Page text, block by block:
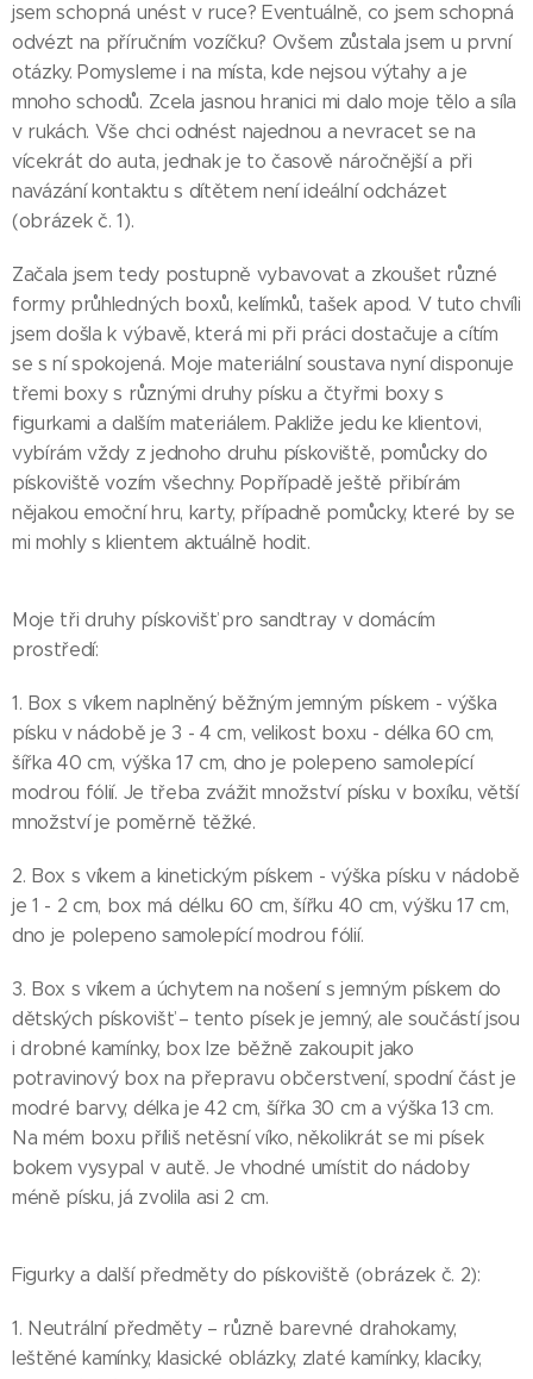
jsem schopná unést v ruce? Eventuálně, co jsem schopná
odvézt na příručním vozíčku? Ovšem zůstala jsem u první
otázky. Pomysleme i na místa, kde nejsou výtahy a je
mnoho schodů. Zcela jasnou hranici mi dalo moje tělo a síla
v rukách. Vše chci odnést najednou a nevracet se na
vícekrát do auta, jednak je to časově náročnější a při
navázání kontaktu s dítětem není ideální odcházet
(obrázek č. 1).
Začala jsem tedy postupně vybavovat a zkoušet různé
formy průhledných boxů, kelímků, tašek apod. V tuto chvíli
jsem došla k výbavě, která mi při práci dostačuje a cítím
se s ní spokojená. Moje materiální soustava nyní disponuje
třemi boxy s různými druhy písku a čtyřmi boxy s
figurkami a dalším materiálem. Pakliže jedu ke klientovi,
vybírám vždy z jednoho druhu pískoviště, pomůcky do
pískoviště vozím všechny. Popřípadě ještě přibírám
nějakou emoční hru, karty, případně pomůcky, které by se
mi mohly s klientem aktuálně hodit.
Moje tři druhy pískovišť pro sandtray v domácím
prostředí:
1. Box s víkem naplněný běžným jemným pískem - výška
písku v nádobě je 3 - 4 cm, velikost boxu - délka 60 cm,
šířka 40 cm, výška 17 cm, dno je polepeno samolepící
modrou fólií. Je třeba zvážit množství písku v boxíku, větší
množství je poměrně těžké.
2. Box s víkem a kinetickým pískem - výška písku v nádobě
je 1 - 2 cm, box má délku 60 cm, šířku 40 cm, výšku 17 cm,
dno je polepeno samolepící modrou fólií.
3. Box s víkem a úchytem na nošení s jemným pískem do
dětských pískovišť – tento písek je jemný, ale součástí jsou
i drobné kamínky, box lze běžně zakoupit jako
potravinový box na přepravu občerstvení, spodní část je
modré barvy, délka je 42 cm, šířka 30 cm a výška 13 cm.
Na mém boxu příliš netěsní víko, několikrát se mi písek
bokem vysypal v autě. Je vhodné umístit do nádoby
méně písku, já zvolila asi 2 cm.
Figurky a další předměty do pískoviště (obrázek č. 2):
1. Neutrální předměty – různě barevné drahokamy,
leštěné kamínky, klasické oblázky, zlaté kamínky, klacíky,